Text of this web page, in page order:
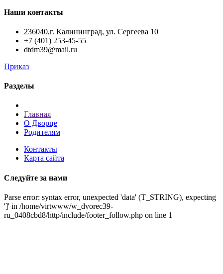
Наши контакты
236040,г. Калининград, ул. Сергеева 10
+7 (401) 253-45-55
dtdm39@mail.ru
Приказ
Разделы
Главная
О Дворце
Родителям
Контакты
Карта сайта
Следуйте за нами
Parse error: syntax error, unexpected 'data' (T_STRING), expecting
']' in /home/virtwww/w_dvorec39-
ru_0408cbd8/http/include/footer_follow.php on line 1